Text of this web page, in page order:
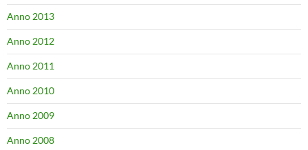
Anno 2013
Anno 2012
Anno 2011
Anno 2010
Anno 2009
Anno 2008